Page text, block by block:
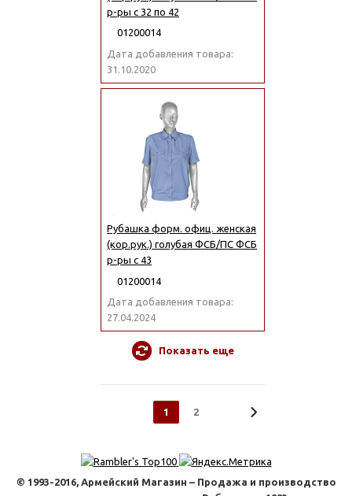
р-ры с 32 по 42
01200014
Дата добавления товара:
31.10.2020
Рубашка форм. офиц. женская
(кор.рук.) голубая ФСБ/ПС ФСБ
р-ры с 43
01200014
Дата добавления товара:
27.04.2024
Показать еще
1 2
© 1993-2016, Армейский Магазин – Продажа и производство